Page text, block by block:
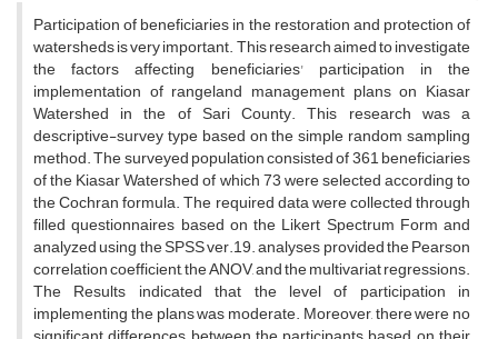
Participation of beneficiaries in the restoration and protection of
watersheds is very important. This research aimed to investigate
the factors affecting beneficiaries' participation in the
implementation of rangeland management plans on Kiasar
Watershed in the of Sari County. This research was a
descriptive-survey type based on the simple random sampling
method. The surveyed population consisted of 361 beneficiaries
of the Kiasar Watershed of which 73 were selected according to
the Cochran formula. The required data were collected through
filled questionnaires based on the Likert Spectrum Form and
analyzed using the SPSS ver.19. analyses provided the Pearson
correlation coefficient, the ANOV, and the multivariat regressions.
The Results indicated that the level of participation in
implementing the plans was moderate. Moreover, there were no